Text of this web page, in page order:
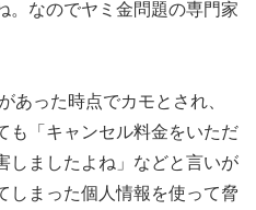
。なのでヤミ金問題の専門家
あった時点でカモとされ、
も「キャンセル料金をいただ
しましたよね」などと言いが
しまった個人情報を使って脅